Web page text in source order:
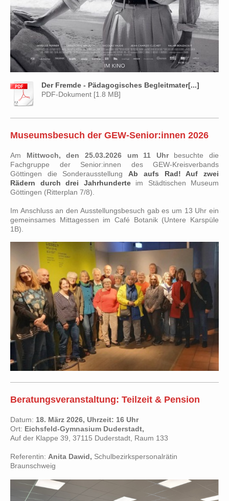
Der Fremde - Pädagogisches Begleitmater[...]
PDF-Dokument [1.8 MB]
Museumsbesuch der GEW-Senior:innen 2026
Am Mittwoch, den 25.03.2026 um 11 Uhrbesuchte die
Fachgruppe der Senior:innen des GEW-Kreisverbands
Göttingen die Sonderausstellung Ab aufs Rad! Auf zwei
Rädern durch drei Jahrhunderteim Städtischen Museum
Göttingen (Ritterplan 7/8).
Im Anschluss an den Ausstellungsbesuch gab es um 13 Uhr ein
gemeinsames Mittagessen im Café Botanik (Untere Karspüle
1B).
Beratungsveranstaltung: Teilzeit & Pension
Datum: 18. März 2026, Uhrzeit: 16 Uhr
Ort: Eichsfeld-Gymnasium Duderstadt,
Auf der Klappe 39, 37115 Duderstadt, Raum 133
Referentin: Anita Dawid, Schulbezirkspersonalrätin
Braunschweig